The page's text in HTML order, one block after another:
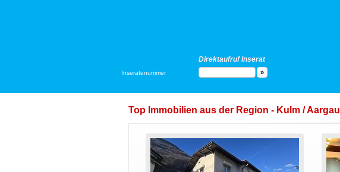
Direktaufruf Inserat
Inseratenummer
Top Immobilien aus der Region - Kulm / Aargau